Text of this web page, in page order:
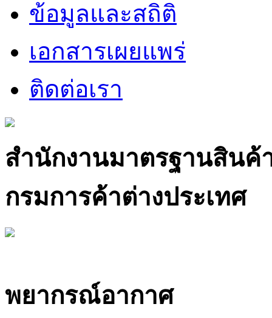
ข้อมูลและสถิติ
เอกสารเผยแพร่
ติดต่อเรา
สำนักงานมาตรฐานสินค้
กรมการค้าต่างประเทศ
พยากรณ์อากาศ